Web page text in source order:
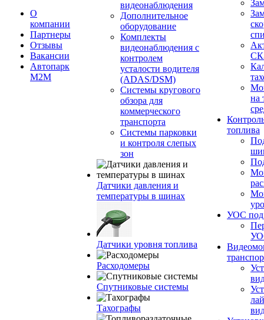
О
компании
Партнеры
Отзывы
Вакансии
Автопарк
М2М
видеонаблюдения
Дополнительное
оборудование
Комплекты
видеонаблюдения с
контролем
усталости водителя
(ADAS/DSM)
Системы кругового
обзора для
коммерческого
транспорта
Системы парковки
и контроля слепых
зон
Датчики давления и
температуры в шинах
Датчики уровня топлива
Расходомеры
Спутниковые системы
Тахографы
на
топлива
УОС